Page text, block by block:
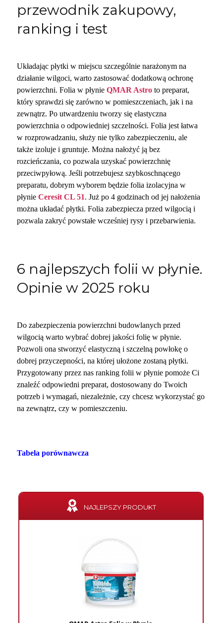
przewodnik zakupowy,
ranking i test
Układając płytki w miejscu szczególnie narażonym na
działanie wilgoci, warto zastosować dodatkową ochronę
powierzchni. Folia w płynie QMAR Astroto preparat,
który sprawdzi się zarówno w pomieszczeniach, jak i na
zewnątrz. Po utwardzeniu tworzy się elastyczna
powierzchnia o odpowiedniej szczelności. Folia jest łatwa
w rozprowadzaniu, służy nie tylko zabezpieczeniu, ale
także izoluje i gruntuje. Można nałożyć ją bez
rozcieńczania, co pozwala uzyskać powierzchnię
przeciwpyłową. Jeśli potrzebujesz szybkoschnącego
preparatu, dobrym wyborem będzie folia izolacyjna w
płynie Ceresit CL 51. Już po 4 godzinach od jej nałożenia
można układać płytki. Folia zabezpiecza przed wilgocią i
pozwala zakryć powstałe wcześniej rysy i przebarwienia.
6 najlepszych folii w płynie.
Opinie w 2025 roku
Do zabezpieczenia powierzchni budowlanych przed
wilgocią warto wybrać dobrej jakości folię w płynie.
Pozwoli ona stworzyć elastyczną i szczelną powłokę o
dobrej przyczepności, na której ułożone zostaną płytki.
Przygotowany przez nas ranking folii w płynie pomoże Ci
znaleźć odpowiedni preparat, dostosowany do Twoich
potrzeb i wymagań, niezależnie, czy chcesz wykorzystać go
na zewnątrz, czy w pomieszczeniu.
Tabela porównawcza
NAJLEPSZY PRODUKT